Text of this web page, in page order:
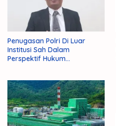
Penugasan Polri Di Luar
Institusi Sah Dalam
Perspektif Hukum